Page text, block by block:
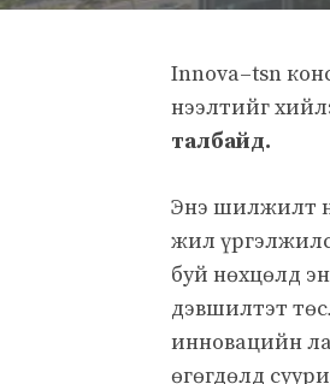
Innova–tsn
нээлтийг
талбайд.
Энэ шилжилт
жил
буй нөхцөлд
дэвшилтэт
инновацийн
өгөгдөлд